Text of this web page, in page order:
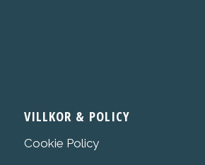
VILLKOR & POLICY
Cookie Policy